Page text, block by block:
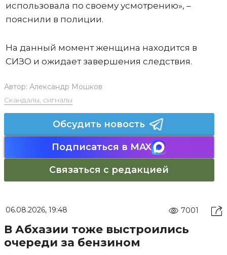
использовала по своему усмотрению», –
пояснили в полиции.
На данный момент женщина находится в
СИЗО и ожидает завершения следствия.
Автор: Александр Мошков
Скандалы, сигналы
Обсудить новость
Подписаться в MAX
Связаться с редакцией
06.08.2026, 19:48 7001
В Абхазии тоже выстроились
очереди за бензином